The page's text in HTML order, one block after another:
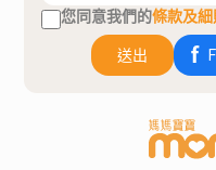
您同意我們的條款及
送出